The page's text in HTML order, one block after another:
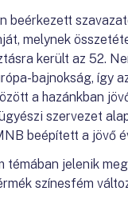
beérkezett
melynek
került az 52.
bajnokság, így
a hazánkban
szervezet
beépített a jövő
jelenik
színesfém